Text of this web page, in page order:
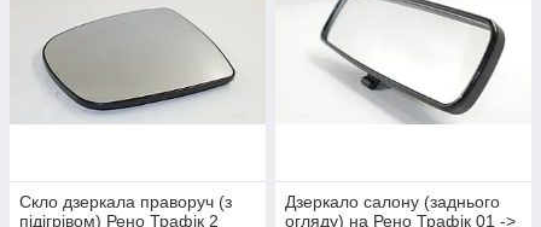
Скло дзеркала праворуч (з
підігрівом) Рено Трафік 2
Дзеркало салону (заднього
огляду) на Рено Трафік 01 ->